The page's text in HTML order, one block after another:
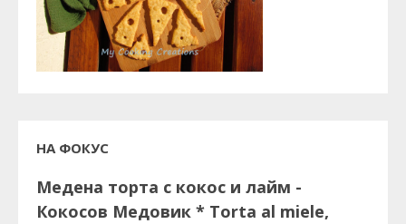
НА ФОКУС
Медена торта с кокос и лайм -
Кокосов Медовик * Torta al miele,